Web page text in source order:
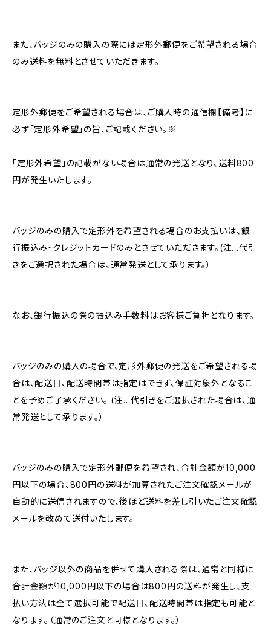
また、バッジのみの購入の際には定形外郵便をご希望される場合
のみ送料を無料とさせていただきます。
定形外郵便をご希望される場合は、ご購入時の通信欄【備考】に
必ず「定形外希望」の旨、ご記載ください。※
「定形外希望」の記載がない場合は通常の発送となり、送料800
円が発生いたします。
バッジのみの購入で定形外を希望される場合のお支払いは、銀
行振込み・クレジットカードのみとさせていただきます。(注…代引
きをご選択された場合は、通常発送として承ります。）
なお、銀行振込の際の振込み手数料はお客様ご負担となります。
バッジのみの購入の場合で、定形外郵便の発送をご希望される場
合は、配送日、配送時間帯は指定はできず、保証対象外となるこ
とを予めご了承ください。 (注…代引きをご選択された場合は、通
常発送として承ります。）
バッジのみの購入で定形外郵便を希望され、合計金額が10,000
円以下の場合、800円の送料が加算されたご注文確認メールが
自動的に送信されますので、後ほど送料を差し引いたご注文確認
メールを改めて送付いたします。
また、バッジ以外の商品を併せて購入される際は、通常と同様に
合計金額が10,000円以下の場合は800円の送料が発生し、支
払い方法は全て選択可能で配送日、配送時間帯は指定も可能と
なります。（通常のご注文と同様となります。）